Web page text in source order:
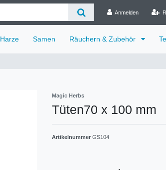
Anmelden
Harze Samen Räuchern & Zubehör
Magic Herbs
Tüten70 x 100 mm
Artikelnummer GS104